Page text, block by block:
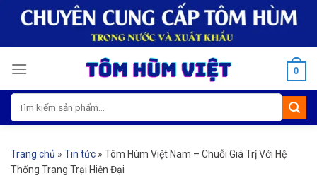
0
Tìm
kiếm:
Trang chủ » Tin tức » Tôm Hùm Việt Nam – Chuỗi Giá Trị Với Hệ
Thống Trang Trại Hiện Đại